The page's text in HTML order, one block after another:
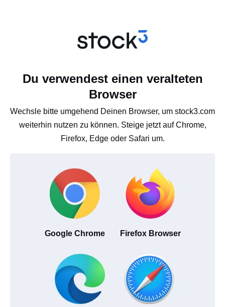
Du verwendest einen veralteten
Browser
Wechsle bitte umgehend Deinen Browser, um stock3.com
weiterhin nutzen zu können. Steige jetzt auf Chrome,
Firefox, Edge oder Safari um.
Google Chrome Firefox Browser